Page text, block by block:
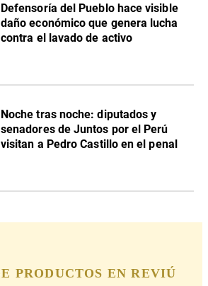
Defensoría del Pueblo hace visible
daño económico que genera lucha
contra el lavado de activo
Noche tras noche: diputados y
senadores de Juntos por el Perú
visitan a Pedro Castillo en el penal